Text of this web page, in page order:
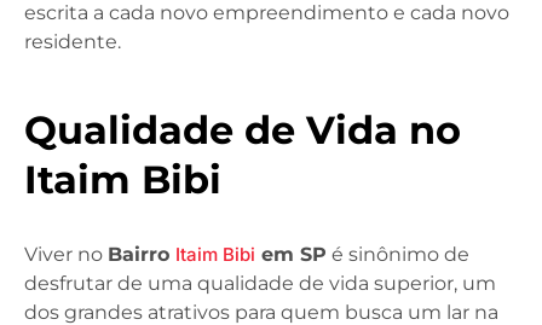
escrita a cada novo empreendimento e cada novo
residente.
Qualidade de Vida no
Itaim Bibi
Viver no Bairro Itaim Bibi em SP é sinônimo de
desfrutar de uma qualidade de vida superior, um
dos grandes atrativos para quem busca um lar na